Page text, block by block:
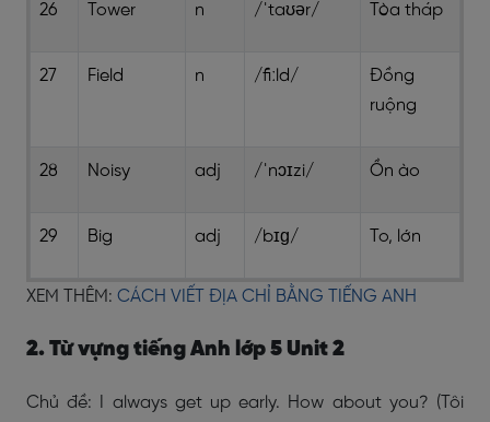
26 Tower n /ˈtaʊər/ Tòa tháp
27 Field n /fiːld/
Đồng
ruộng
28 Noisy adj /ˈnɔɪzi/ Ồn ào
29 Big adj /bɪɡ/ To, lớn
XEM THÊM: CÁCH VIẾT ĐỊA CHỈ BẰNG TIẾNG ANH
2. Từ vựng tiếng Anh lớp 5 Unit 2
Chủ đề: I always get up early. How about you? (Tôi